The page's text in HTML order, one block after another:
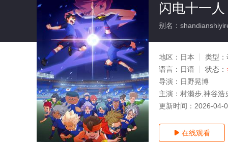
闪电十一
别名：
地区： 日本 类型：
语言： 日语 状态：
导演： 日野晃博
主演： 村瀬步,神谷浩
更新时间： 2026-04-
 在线观看